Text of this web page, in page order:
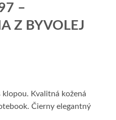
–
Z BYVOLEJ
klopou. Kvalitná kožená
Čierny elegantný